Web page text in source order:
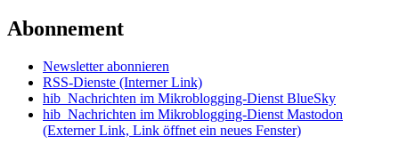
Abonnement
Newsletter abonnieren
RSS-Dienste (Interner Link)
hib_Nachrichten im Mikroblogging-Dienst BlueSky
hib_Nachrichten im Mikroblogging-Dienst Mastodon
(Externer Link, Link öffnet ein neues Fenster)